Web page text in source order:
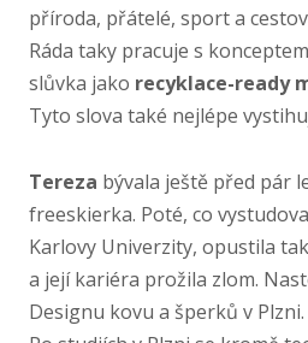
příroda, přátelé, sport a
Ráda taky pracuje s konceptem
slůvka jako recyklace-​ready
Tyto slova také nejlépe
Tereza bývala ještě před pár
freeskierka. Poté, co
Karlovy Univerzity, opustila
a její kariéra prožila zlom.
Designu kovu a šperků v Plzni.